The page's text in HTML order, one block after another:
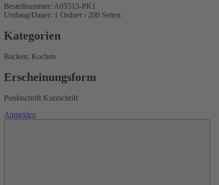
Bestellnummer: A05513-PK1
Umfang/Dauer: 1 Ordner / 200 Seiten
Kategorien
Backen; Kochen
Erscheinungsform
Punktschrift Kurzschrift
Anmelden